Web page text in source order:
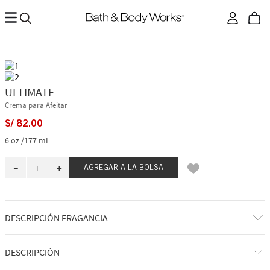
ULTIMATE
Crema para Afeitar
S/ 82.00
6 oz /177 mL
＋
－ AGREGAR A LA BOLSA
DESCRIPCIÓN FRAGANCIA
A qué huele: calmante, limpiador y fresco.
DESCRIPCIÓN